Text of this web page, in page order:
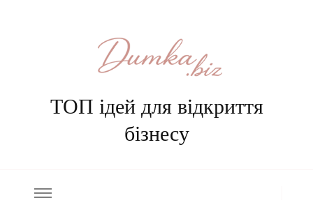
ТОП ідей для відкриття
бізнесу